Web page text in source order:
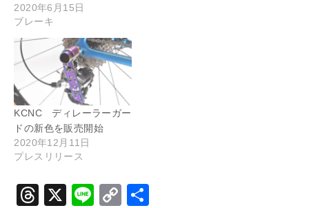
2020年6月15日
ブレーキ
KCNC ディレーラーガー
ドの新色を販売開始
2020年12月11日
プレスリリース
T
X
Li
C